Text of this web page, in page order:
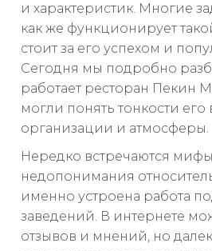
и характеристик. Многие
как же функционирует
стоит за его успехом и
Сегодня мы подробно
работает ресторан Пекин
могли понять тонкости его
организации и атмосферы.
Нередко встречаются
недопонимания
именно устроена работа
заведений. В интернете
отзывов и мнений, но